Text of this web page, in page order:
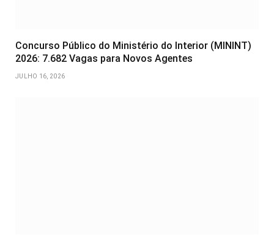
Concurso Público do Ministério do Interior (MININT)
2026: 7.682 Vagas para Novos Agentes
JULHO 16, 2026